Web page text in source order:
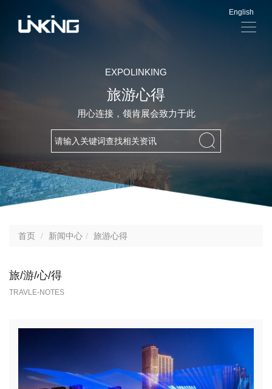
English
显
EXPOLINKING
旅游心得
用心连接，领肯展会致力于此
首页 新闻中心 旅游心得
旅/游/心/得
TRAVLE-NOTES